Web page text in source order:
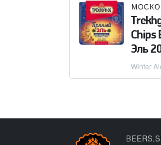
Chips
Эль
Winter